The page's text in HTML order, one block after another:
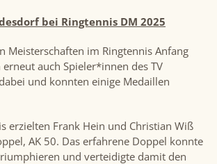
bei Ringtennis DM 2025
Meisterschaften im Ringtennis Anfang
auch Spieler*innen des TV
und konnten einige Medaillen
erzielten Frank Hein und Christian Wiß
AK 50. Das erfahrene Doppel konnte
und verteidigte damit den